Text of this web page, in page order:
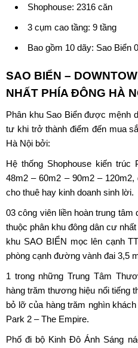
Shophouse: 2316 căn
3 cụm cao tầng: 9 tầng
Bao gồm 10 dãy: Sao Biển
SAO BIỂN –
NHẤT PHÍA ĐÔNG HÀ
Phân khu Sao Biển được mệnh
tư khi trở thành điểm đến mua
Hà Nội bởi:
Hệ thống Shophouse kiến
48m2 – 60m2 – 90m2 –
cho thuê hay kinh doanh sinh lời.
03 công viên liền hoàn trung
thuộc phân khu đông dân cư
khu SAO BIỂN mọc lên cạnh
phòng cạnh đường vành đai 3,5
1 trong những Trung Tâm
hàng trăm thương hiệu nổi tiếng
bỏ lỡ của hàng trăm nghìn
Park 2 – The Empire.
Phố đi bộ Kinh Đô Ánh Sáng